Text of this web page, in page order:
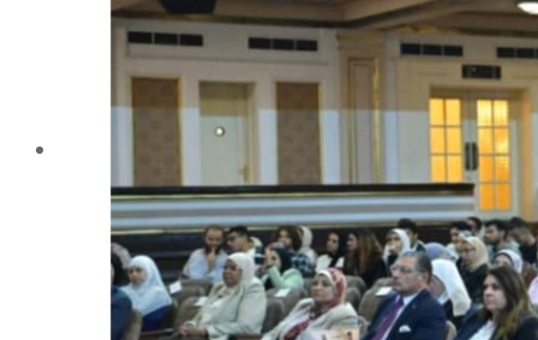
الخريجون
ملتقى الخريجين
خريجى الكلية
المستندات المطلوبة لاستخراج شهادات التخرج
الأقسام العلمية
الإجتماع الريفي والإرشاد الزراعي
الأراضى
الإقتصاد الزراعى
الألـــبان
أمراض النبات